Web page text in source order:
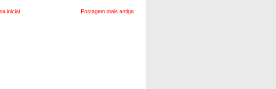
Postagem mais antiga
inicial